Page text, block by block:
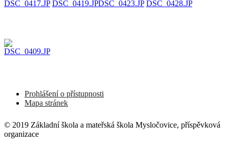
Prohlášení o přístupnosti
Mapa stránek
© 2019 Základní škola a mateřská škola Mysločovice, příspěvková
organizace